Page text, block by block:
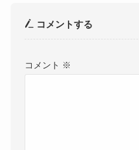
コメントする
コメント ※